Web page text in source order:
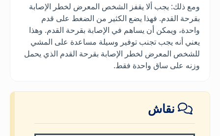
ومع ذلك: يجب ألا يقفز الشخص المعرض لخطر الإصابة
بقرحة القدم. فهذا يضع الكثير من الضغط على قدم
واحدة، ويمكن أن يساهم في الإصابة بقرحة القدم. وهذا
يعني أنه يجب تجنب توفير وسيلة مساعدة على المشي
للشخص المعرض لخطر الإصابة بقرحة القدم الذي يحمل
وزنه على ساق واحدة فقط.
نقاش